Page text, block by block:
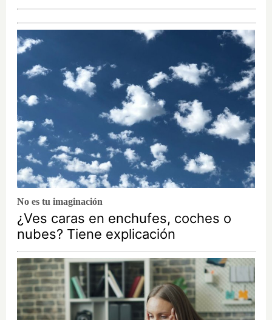
No es tu imaginación
¿Ves caras en enchufes, coches o
nubes? Tiene explicación